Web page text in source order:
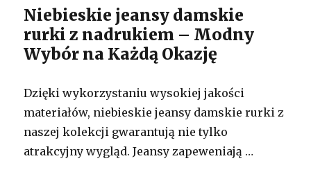
Niebieskie jeansy damskie
rurki z nadrukiem – Modny
Wybór na Każdą Okazję
Dzięki wykorzystaniu wysokiej jakości
materiałów, niebieskie jeansy damskie rurki z
naszej kolekcji gwarantują nie tylko
atrakcyjny wygląd. Jeansy zapeweniają …